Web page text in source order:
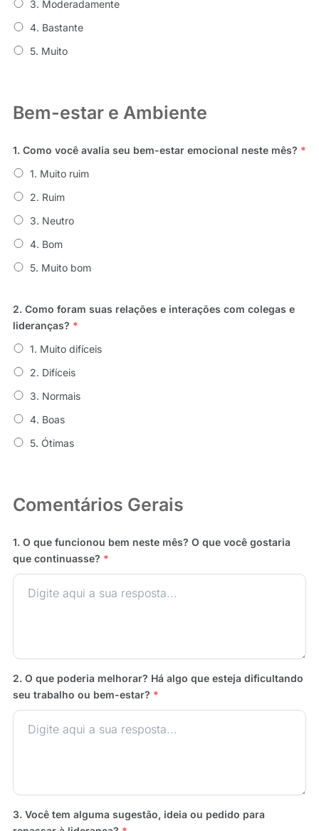
3. Moderadamente
4. Bastante
5. Muito
Bem-estar e Ambiente
1. Como você avalia seu bem-estar emocional neste mês? *
1. Muito ruim
2. Ruim
3. Neutro
4. Bom
5. Muito bom
2. Como foram suas relações e interações com colegas e
lideranças? *
1. Muito difíceis
2. Difíceis
3. Normais
4. Boas
5. Ótimas
Comentários Gerais
1. O que funcionou bem neste mês? O que você gostaria
que continuasse? *
2. O que poderia melhorar? Há algo que esteja dificultando
seu trabalho ou bem-estar? *
3. Você tem alguma sugestão, ideia ou pedido para